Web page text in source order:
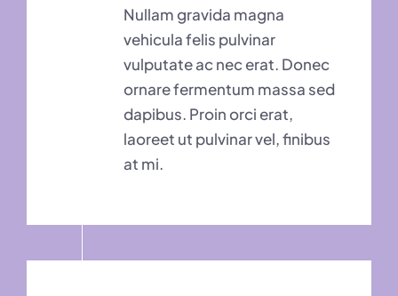
Nullam gravida magna
vehicula felis pulvinar
vulputate ac nec erat. Donec
ornare fermentum massa sed
dapibus. Proin orci erat,
laoreet ut pulvinar vel, finibus
at mi.